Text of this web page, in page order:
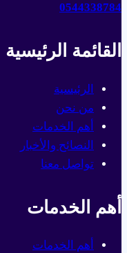
0544338784
القائمة الرئيسية
الرئيسية
من نحن
أهم الخدمات
النصائح والأخبار
تواصل معنا
أهم الخدمات
أهم الخدمات